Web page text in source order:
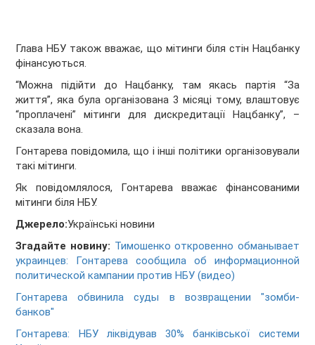
Глава НБУ також вважає, що мітинги біля стін Нацбанку
фінансуються.
“Можна підійти до Нацбанку, там якась партія “За
життя”, яка була організована 3 місяці тому, влаштовує
“проплачені” мітинги для дискредитації Нацбанку”, –
сказала вона.
Гонтарева повідомила, що і інші політики організовували
такі мітинги.
Як повідомлялося, Гонтарева вважає фінансованими
мітинги біля НБУ.
Джерело:Українські новини
Згадайте новину: Тимошенко откровенно обманывает
украинцев: Гонтарева сообщила об информационной
политической кампании против НБУ (видео)
Гонтарева обвинила суды в возвращении "зомби-
банков"
Гонтарева: НБУ ліквідував 30% банківської системи